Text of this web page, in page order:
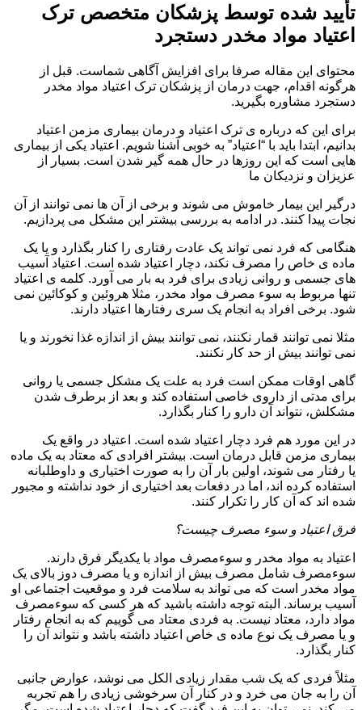
تأیید شده توسط پزشکان متخصص ترک
اعتیاد مواد مخدر دستجرد
محتوای این مقاله صرفا برای افزایش آگاهی شماست. قبل از
هرگونه اقدام، جهت درمان از پزشکان ترک اعتیاد مواد مخدر
دستجرد مشاوره بگیرید.
برای این که درباره ی ترک اعتیاد و درمان بیماری مزمن اعتیاد
بدانیم، ابتدا باید با “اعتیاد” به خوبی آشنا شویم. اعتیاد یکی از بیماری
هایی است که این روزها در حال همه گیر شدن است. بسیار از
عزیزان و نزدیکان ما
درگیر این بیمار خاموش می شوند و برخی از آن ها نمی توانند از آن
نجات پیدا کنند. در ادامه به بررسی بیشتر این مشکل می پردازیم.
هنگامی که فرد نمی تواند یک عادت رفتاری را کنار بگذارد و یا یک
ماده ی خاص را مصرف نکند، دچار اعتیاد شده است. اعتیاد آسیب
های جسمی و روانی زیادی برای فرد به بار می آورد. کلمه ی اعتیاد
تنها مربوط به سوء مصرف مواد مخدر، مثلا هروئین و کوکائین نمی
شود. برخی افراد به انجام یک سری رفتارها اعتیاد دارند.
مثلا نمی توانند قمار نکنند، نمی توانند بیش از اندازه غذا نخورند و یا
نمی توانند بیش از حد کار نکنند.
گاهی اوقات ممکن است فرد به علت یک مشکل جسمی یا روانی
برای مدتی از داروی خاصی استفاده کند و بعد از برطرف شدن
مشکلش، نتواند آن دارو را کنار بگذارد.
در این مورد هم فرد دچار اعتیاد شده است. اعتیاد در واقع یک
بیماری مزمن قابل درمان است. بیشتر افرادی که معتاد به یک ماده
یا رفتار می شوند، اولین بار آن را به صورت اختیاری و داوطلبانه
استفاده کرده اند، اما در دفعات بعد اختیاری از خود نداشته و مجبور
شده اند که آن کار را تکرار کنند.
فرق اعتیاد و سوء مصرف چیست؟
اعتیاد به مواد مخدر و سوءمصرف مواد با یکدیگر فرق دارند.
سوءمصرف شامل مصرف بیش از اندازه و یا مصرف دوز بالای یک
مواد مخدر است که می تواند به سلامت فرد و موقعیت اجتماعی او
آسیب برساند. البته توجه داشته باشید که هر کسی که سوءمصرف
مواد دارد، معتاد نیست. به فردی معتاد می گوییم که به انجام رفتار
و یا مصرف یک نوع ماده ی خاص اعتیاد داشته باشد و نتواند آن را
کنار بگذارد.
مثلاً فردی که یک شب مقدار زیادی الکل می نوشد، عوارض جانبی
آن را به جان می خرد و در کنار آن سرخوشی زیادی را هم تجربه